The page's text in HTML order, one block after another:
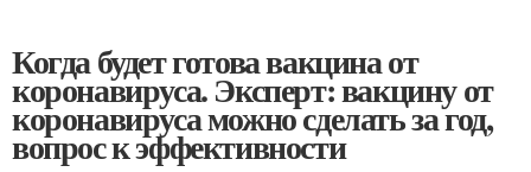
Когда будет готова вакцина от
коронавируса. Эксперт: вакцину от
коронавируса можно сделать за год,
вопрос к эффективности